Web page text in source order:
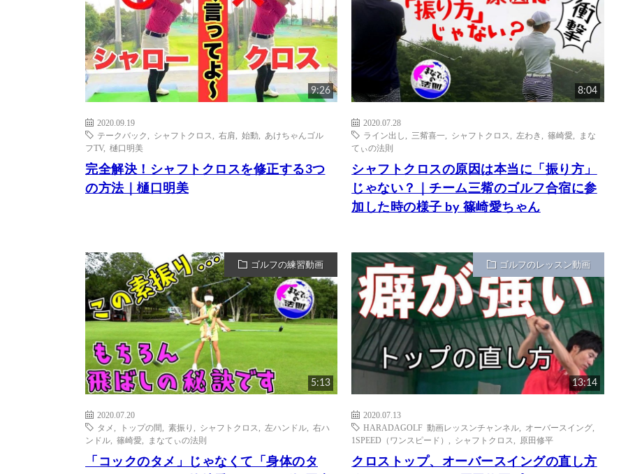
9:26
2020.09.19
テークバック
シャフトクロス 右肩 始動
あけちゃんゴル
フTV, 樋口明美
完全解決！シャフトクロスを修正する3つ
の方法｜樋口明美
8:04
2020.07.28
ライン出し
三觜喜一 シャフトクロス 左わき ,篠崎愛
まな
てぃの法則
シャフトクロスの原因は本当に「振り方」
じゃない？｜チーム三觜のゴルフ合宿に参
加した時の様子 by 篠崎愛ちゃん
ゴルフの練習動画
5:13
2020.07.20
タメ
トップの間 素振り シャフトクロス 左ハンドル
右ハ
ンドル
篠崎愛 まなてぃの法則
「コックのタメ」じゃなくて「身体のタ
ゴルフのレッスン動画
13:14
2020.07.13
HARADAGOLF 動画レッスンチャンネル
オーバースイング
1SPEED（ワンスピード）
シャフトクロス 原田修平
クロストップ、オーバースイングの直し方